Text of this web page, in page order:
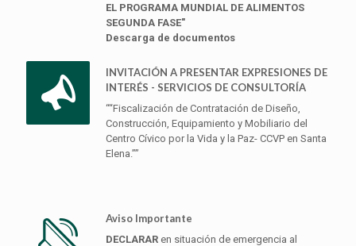
EL PROGRAMA MUNDIAL DE ALIMENTOS
SEGUNDA FASE"
Descarga de documentos
INVITACIÓN A PRESENTAR EXPRESIONES DE
INTERÉS - SERVICIOS DE CONSULTORÍA
““Fiscalización de Contratación de Diseño,
Construcción, Equipamiento y Mobiliario del
Centro Cívico por la Vida y la Paz- CCVP en Santa
Elena.””
Aviso Importante
DECLARAR en situación de emergencia al